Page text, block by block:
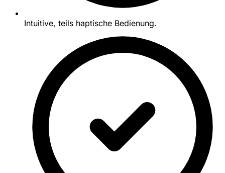
Intuitive, teils haptische Bedienung.